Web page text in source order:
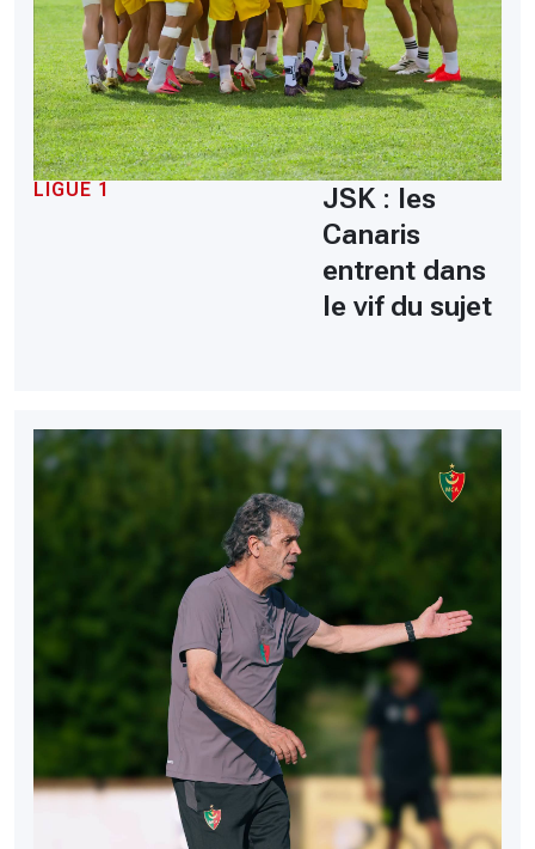
LIGUE 1
JSK : les
Canaris
entrent dans
le vif du sujet